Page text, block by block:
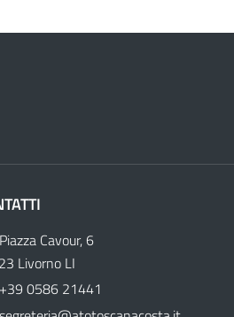
Piazza Cavour, 6
Livorno LI
+39 0586 21441